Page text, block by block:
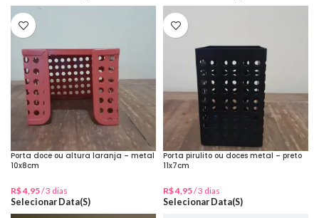
Porta doce ou altura laranja – metal
10x8cm
R$4,95/ 3 dias
Selecionar Data(s)
Porta pirulito ou doces metal – preto
11x7cm
R$4,95/ 3 dias
Selecionar Data(s)